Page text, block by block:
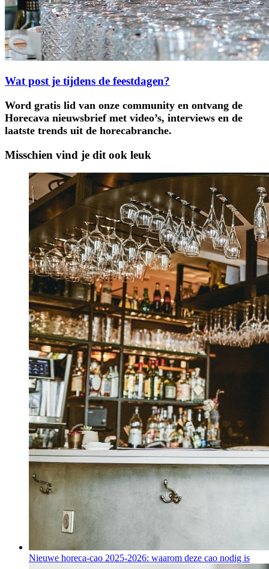
Wat post je tijdens de feestdagen?
Word gratis lid van onze community en ontvang de
Horecava nieuwsbrief met video’s, interviews en de
laatste trends uit de horecabranche.
Misschien vind je dit ook leuk
Nieuwe horeca-cao 2025-2026: waarom deze cao nodig is